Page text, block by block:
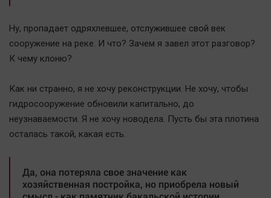
Интервью
Качество жизни
Конкурс
Наука
Обсуждаем
Светская жизнь
Ну, пропадает одряхлевшее, отслужившее свой век
сооружение на реке. И что? Зачем я завел этот разговор?
К чему клоню?
Как ни странно, я не хочу реконструкции. Не хочу, чтобы
гидросооружение обновили капитально, до
неузнаваемости. Я не хочу новодела. Пусть бы эта плотина
осталась такой, какая есть.
Да, она потеряла свое значение как
хозяйственная постройка, но приобрела новый